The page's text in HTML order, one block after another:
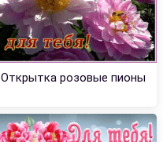
Открытка розовые пионы